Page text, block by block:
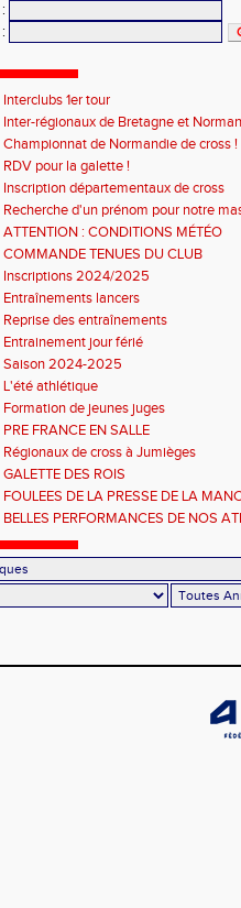
:
:
Interclubs 1er tour
Inter-régionaux de Bretagne et
Championnat de Normandie de cross !
RDV pour la galette !
Inscription départementaux de cross
Recherche d'un prénom pour notre
ATTENTION : CONDITIONS MÉTÉO
COMMANDE TENUES DU CLUB
Inscriptions 2024/2025
Entraînements lancers
Reprise des entraînements
Entrainement jour férié
Saison 2024-2025
L'été athlétique
Formation de jeunes juges
PRE FRANCE EN SALLE
Régionaux de cross à Jumièges
GALETTE DES ROIS
FOULEES DE LA PRESSE DE LA
BELLES PERFORMANCES DE NOS